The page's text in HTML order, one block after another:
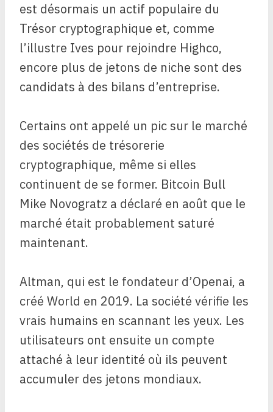
est désormais un actif populaire du
Trésor cryptographique et, comme
l’illustre Ives pour rejoindre Highco,
encore plus de jetons de niche sont des
candidats à des bilans d’entreprise.
Certains ont appelé un pic sur le marché
des sociétés de trésorerie
cryptographique, même si elles
continuent de se former. Bitcoin Bull
Mike Novogratz a déclaré en août que le
marché était probablement saturé
maintenant.
Altman, qui est le fondateur d’Openai, a
créé World en 2019. La société vérifie les
vrais humains en scannant les yeux. Les
utilisateurs ont ensuite un compte
attaché à leur identité où ils peuvent
accumuler des jetons mondiaux.